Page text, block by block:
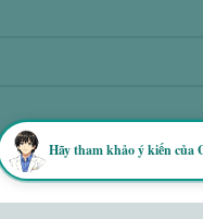
Hãy tham khảo ý kiến ​​của